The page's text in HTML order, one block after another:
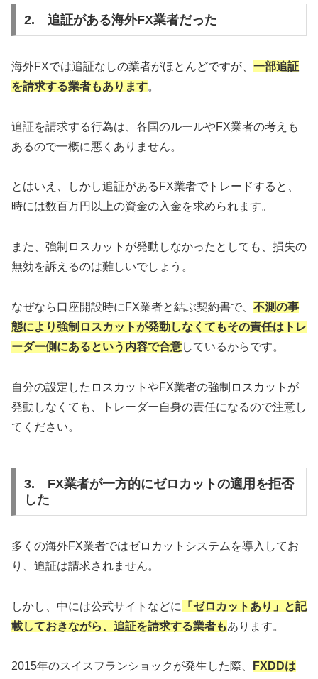
2. 追証がある海外FX業者だった
海外FXでは追証なしの業者がほとんどですが、 一部追証
を請求する業者もあります。
追証を請求する行為は、各国のルールやFX業者の考えも
あるので一概に悪くありません。
とはいえ、しかし追証があるFX業者でトレードすると、
時には数百万円以上の資金の入金を求められます。
また、強制ロスカットが発動しなかったとしても、損失の
無効を訴えるのは難しいでしょう。
なぜなら口座開設時にFX業者と結ぶ契約書で、 不測の事
態により強制ロスカットが発動しなくてもその責任はトレ
ーダー側にあるという内容で合意しているからです。
自分の設定したロスカットやFX業者の強制ロスカットが
発動しなくても、トレーダー自身の責任になるので注意し
てください。
3. FX業者が一方的にゼロカットの適用を拒否
した
多くの海外FX業者ではゼロカットシステムを導入してお
り、追証は請求されません。
しかし、中には公式サイトなどに
「ゼロカットあり」と記
載しておきながら、追証を請求する業者もあります。
2015年のスイスフランショックが発生した際、
FXDDは